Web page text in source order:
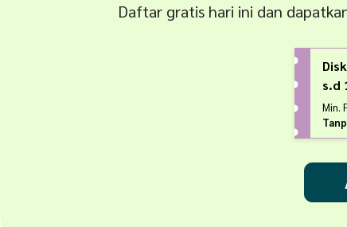
Daftar gratis hari ini dan
s.d
Min.